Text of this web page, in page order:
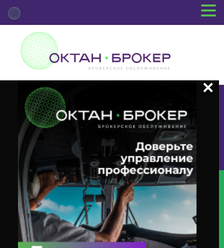
+7 (3812) 29-00-92
г.Омск ул.Красный Путь, 109 оф.510
Главная Новости Депозитария
(INTR) О Корпоративном
Действии «Выплата Купонного Дохода» С Ценными Бумагами Эмитента
ООО «Глобал Факторинг Нетворк Рус» ИНН 7714835008 (облигация
4B02-06-00381-R-001P / ISIN RU000A10AAF7)